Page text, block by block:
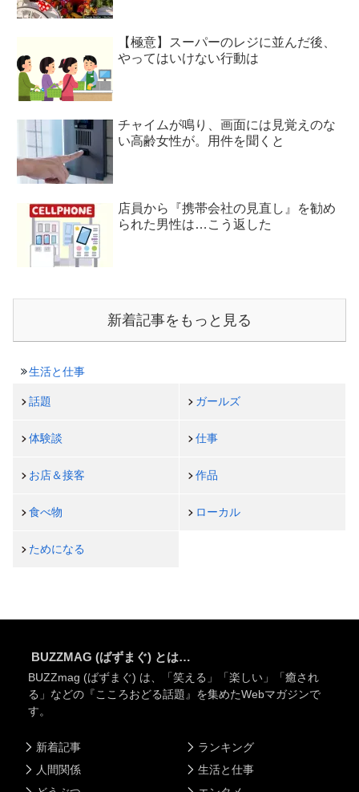
【極意】スーパーのレジに並んだ後、
やってはいけない行動は
チャイムが鳴り、画面には見覚えのな
い高齢女性が。用件を聞くと
店員から『携帯会社の見直し』を勧め
られた男性は…こう返した
新着記事をもっと見る
生活と仕事
話題 ガールズ
体験談 仕事
お店＆接客 作品
食べ物 ローカル
ためになる
BUZZMAG (ばずまぐ) とは…
BUZZmag (ばずまぐ) は、「笑える」「楽しい」「癒され
る」などの『こころおどる話題』を集めたWebマガジンで
す。
新着記事
人間関係
ランキング
生活と仕事